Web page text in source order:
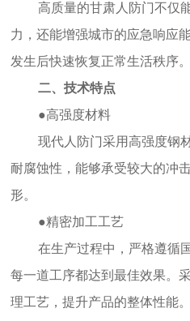
高质量的甘肃人防门不仅
力，还能增强城市的应急响应
发生后快速恢复正常生活秩序。
二、技术特点
●高强度材料
现代人防门采用高强度钢
耐腐蚀性，能够承受较大的冲
形。
●精密加工工艺
在生产过程中，严格遵循
每一道工序都达到最佳效果。
理工艺，提升产品的整体性能。